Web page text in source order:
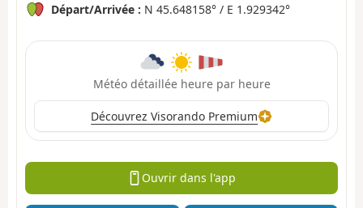
Départ/Arrivée : N 45.648158° / E 1.929342°
Météo détaillée heure par heure
Découvrez Visorando Premium
Ouvrir dans l'app